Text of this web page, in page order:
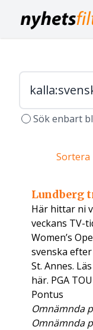
Sök enbart
Sortera
Lundberg
Här hittar ni
veckans TV-
Women’s
svenska
St. Annes.
här. PGA
Pontus
Omnämnda
Omnämnda